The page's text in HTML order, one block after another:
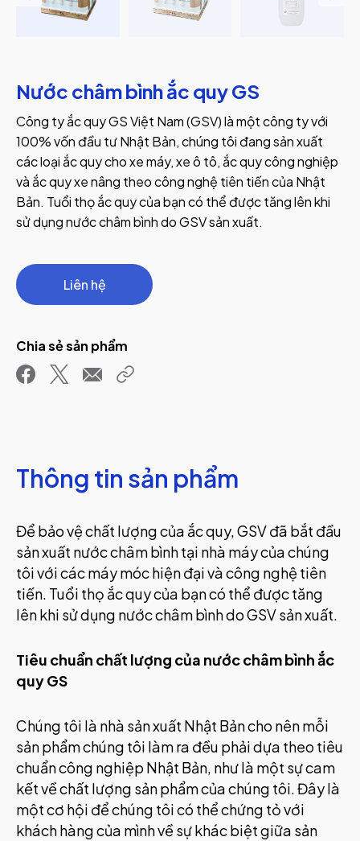
Nước châm bình ắc quy GS
Công ty ắc quy GS Việt Nam (GSV) là một công ty với
100% vốn đầu tư Nhật Bản, chúng tôi đang sản xuất
các loại ắc quy cho xe máy, xe ô tô, ắc quy công nghiệp
và ắc quy xe nâng theo công nghệ tiên tiến của Nhật
Bản. Tuổi thọ ắc quy của bạn có thể được tăng lên khi
sử dụng nước châm bình do GSV sản xuất.
Liên hệ
Chia sẻ sản phẩm
Thông tin sản phẩm
Để bảo vệ chất lượng của ắc quy, GSV đã bắt đầu
sản xuất nước châm bình tại nhà máy của chúng
tôi với các máy móc hiện đại và công nghệ tiên
tiến. Tuổi thọ ắc quy của bạn có thể được tăng
lên khi sử dụng nước châm bình do GSV sản xuất.
Tiêu chuẩn chất lượng của nước châm bình ắc
quy GS
Chúng tôi là nhà sản xuất Nhật Bản cho nên mỗi
sản phẩm chúng tôi làm ra đều phải dựa theo tiêu
chuẩn công nghiệp Nhật Bản, như là một sự cam
kết về chất lượng sản phẩm của chúng tôi. Đây là
một cơ hội để chúng tôi có thể chứng tỏ với
khách hàng của mình về sự khác biệt giữa sản